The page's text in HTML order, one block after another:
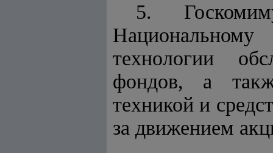
5.
технологии
фондов, а
техникой и
за движением